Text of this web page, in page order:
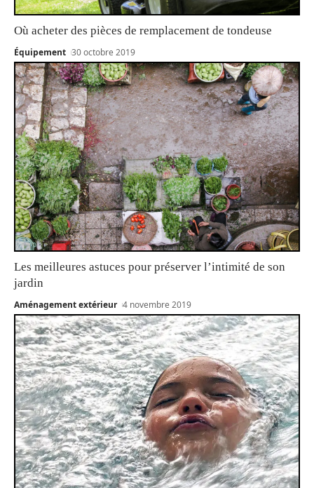
Où acheter des pièces de remplacement de tondeuse
Équipement 30 octobre 2019
Les meilleures astuces pour préserver l’intimité de son
jardin
Aménagement extérieur 4 novembre 2019